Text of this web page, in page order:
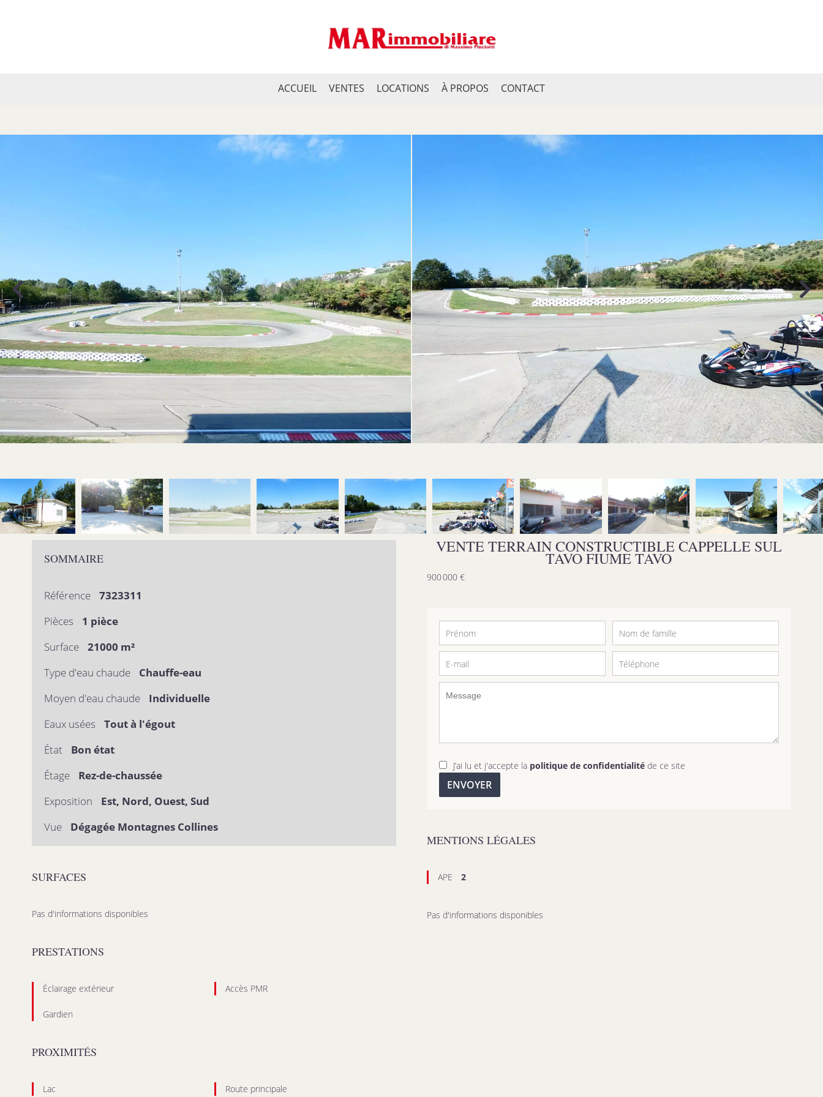
ACCUEIL VENTES LOCATIONS À PROPOS CONTACT
SOMMAIRE
Référence
7323311
Pièces
1 pièce
Surface
21000 m²
Type d'eau chaude
Chauffe-eau
Moyen d'eau chaude
Individuelle
Eaux usées
Tout à l'égout
État
Bon état
Étage
Rez-de-chaussée
Exposition
Est, Nord, Ouest, Sud
Vue
Dégagée Montagnes Collines
SURFACES
Pas d'informations disponibles
PRESTATIONS
Éclairage extérieur Accès PMR
Gardien
PROXIMITÉS
Lac Route principale
VENTE TERRAIN CONSTRUCTIBLE CAPPELLE SUL
TAVO FIUME TAVO
900 000 €
J’ai lu et j'accepte la politique de confidentialitéde ce site
ENVOYER
MENTIONS LÉGALES
APE 2
Pas d'informations disponibles